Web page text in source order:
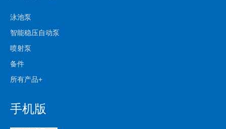
泳池泵
智能稳压自动泵
喷射泵
备件
所有产品+
手机版